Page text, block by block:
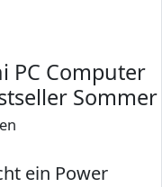
PC Computer
Sommer
ein Power